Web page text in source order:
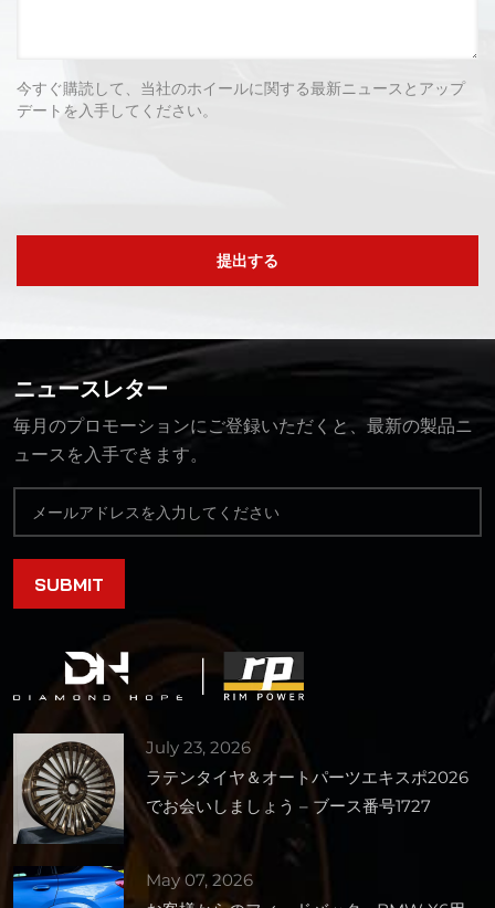
今すぐ購読して、当社のホイールに関する最新ニュースとアップ
デートを入手してください。
提出する
ニュースレター
毎月のプロモーションにご登録いただくと、最新の製品ニ
ュースを入手できます。
July 23, 2026
ラテンタイヤ＆オートパーツエキスポ2026
でお会いしましょう – ブース番号1727
May 07, 2026